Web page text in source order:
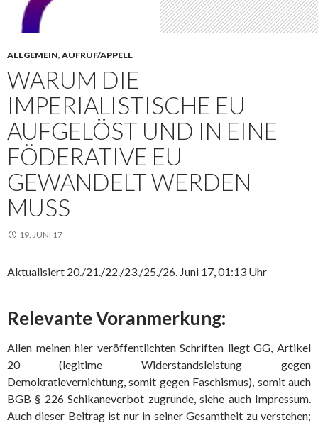
ALLGEMEIN, AUFRUF/APPELL
WARUM DIE
IMPERIALISTISCHE EU
AUFGELÖST UND IN EINE
FÖDERATIVE EU
GEWANDELT WERDEN
MUSS
19. JUNI 17
Aktualisiert 20./21./22./23./25./26. Juni 17, 01:13 Uhr
Relevante Voranmerkung:
Allen meinen hier veröffentlichten Schriften liegt GG, Artikel
20 (legitime Widerstandsleistung gegen
Demokratievernichtung, somit gegen Faschismus), somit auch
BGB § 226 Schikaneverbot zugrunde, siehe auch Impressum.
Auch dieser Beitrag ist nur in seiner Gesamtheit zu verstehen;